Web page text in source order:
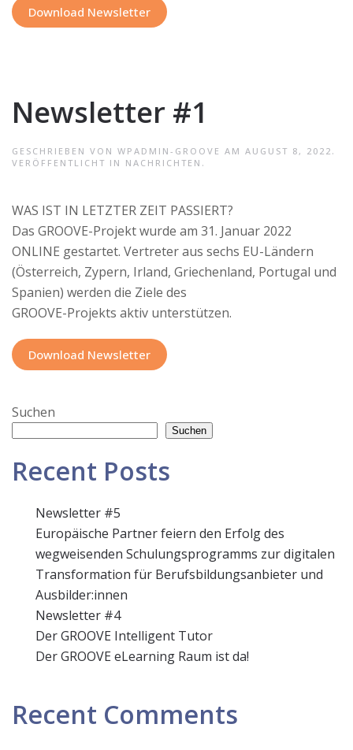
Download Newsletter
Newsletter #1
GESCHRIEBEN VON WPADMIN-GROOVE AM AUGUST 8, 2022 .
VERÖFFENTLICHT IN NACHRICHTEN .
WAS IST IN LETZTER ZEIT PASSIERT?
Das GROOVE-Projekt wurde am 31. Januar 2022
ONLINE gestartet. Vertreter aus sechs EU-Ländern
(Österreich, Zypern, Irland, Griechenland, Portugal und
Spanien) werden die Ziele des
GROOVE-Projekts aktiv unterstützen.
Download Newsletter
Suchen
Suchen
Recent Posts
Newsletter #5
Europäische Partner feiern den Erfolg des
wegweisenden Schulungsprogramms zur digitalen
Transformation für Berufsbildungsanbieter und
Ausbilder:innen
Newsletter #4
Der GROOVE Intelligent Tutor
Der GROOVE eLearning Raum ist da!
Recent Comments